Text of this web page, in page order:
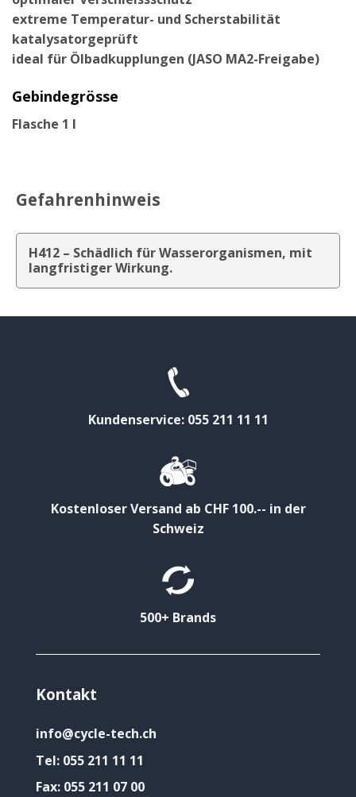
extreme Temperatur- und Scherstabilität
katalysatorgeprüft
ideal für Ölbadkupplungen (JASO MA2-Freigabe)
Gebindegrösse
Flasche 1 l
Gefahrenhinweis
H412 – Schädlich für Wasserorganismen, mit
langfristiger Wirkung.
Kundenservice: 055 211 11 11
Kostenloser Versand ab CHF 100.-- in der
Schweiz
500+ Brands
Kontakt
info@cycle-tech.ch
Tel: 055 211 11 11
Fax: 055 211 07 00